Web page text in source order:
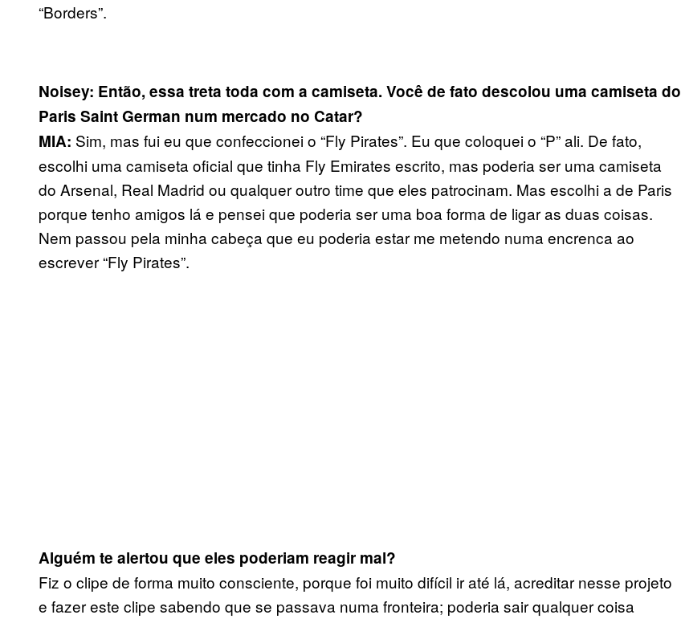
“Borders”.
Noisey: Então, essa treta toda com a camiseta. Você de fato descolou uma camiseta do
Paris Saint German num mercado no Catar?
MIA: Sim, mas fui eu que confeccionei o “Fly Pirates”. Eu que coloquei o “P” ali. De fato,
escolhi uma camiseta oficial que tinha Fly Emirates escrito, mas poderia ser uma camiseta
do Arsenal, Real Madrid ou qualquer outro time que eles patrocinam. Mas escolhi a de Paris
porque tenho amigos lá e pensei que poderia ser uma boa forma de ligar as duas coisas.
Nem passou pela minha cabeça que eu poderia estar me metendo numa encrenca ao
escrever “Fly Pirates”.
Alguém te alertou que eles poderiam reagir mal?
Fiz o clipe de forma muito consciente, porque foi muito difícil ir até lá, acreditar nesse projeto
e fazer este clipe sabendo que se passava numa fronteira; poderia sair qualquer coisa